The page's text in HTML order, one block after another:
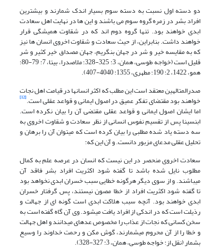
دو دسته اول نسبت به دسته سوم بسیار اندک شمارند و بیشترین
افراد بشر در زمره گروه سوم می باشند و این ها در نهایت اهل سعادت
ابدی خواهند بود. تنها گروه دوم اند که در شقاوت همیشگی قرار
خواهند داشت. بنابراین، از حیث سعادت و شقاوت اخروی انسان ها نیز
که به مقایسه خیر و شر در جهان بنگریم، جهان مصداق خیر کثیر و شر
قلیل است (خواجه طوسی، همان، 3: 325-328؛ ملاصدرا، بی‏تا، 7: 79-80؛
همو، 1422، 2: 190؛ مطهری، 1355: 4040-407).
صدرالمتالهین معتقد است این مطلب که اکثر انسان‏ها در قیامت اهل نجات
خواهند بود مقتضای تفکر عمیق در اصول ایمانی و قواعد عقلی است.[12]
اما ایشان اصول ایمانی و قواعد عقلی مقتضی آن را بیان نکرده است.
ابن‏سینا پس از تقسیم نفوس انسانی از نظر سعادت و شقاوت اخروی به
سه دسته یاد شده مطلبی را بیان کرده است که می‏توان آن را برهان و
تحلیل عقلی مدعای مزبور دانست. و آن این که:
سعادت اخروی منحصر در این نیست که انسان در عرصه علم به کمال
مطلوب نایل شده باشد تا گفته شود اکثریت افراد بشر فاقد آن
می‏باشند. و از سوی دیگر هرگونه خطایی سبب خسران ابدی نخواهد بود
تا گفته شود اکثریت افراد از خطا مصون نیستند، پس گرفتار خسران
ابدی خواهند بود. آنچه سبب هلاکت ابدی است ‌گونه ای از جهالت و
رذیلت است که در اندکی از افراد یافت می‏شود. وی آن گاه گفته است به
سخن کسانی که نجات از عذاب را مخصوص عده‏ای می‏دانند و اهل جهالت
و خطا را از آن محروم می‏شمارند، ‌گوش مکن و رحمت خداوند را وسیع
بشمار (نقل از: خواجه طوسی، همان، 3: 327-328).